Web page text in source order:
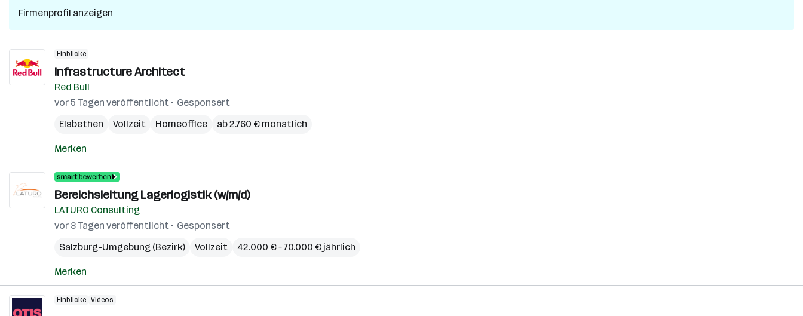
Firmenprofil anzeigen
Einblicke
Infrastructure Architect
Red Bull
vor 5 Tagen veröffentlicht
Gesponsert
Elsbethen
Vollzeit Homeoffice ab 2.760 € monatlich
Merken
Bereichsleitung Lagerlogistik (w/m/d)
LATURO Consulting
vor 3 Tagen veröffentlicht
Gesponsert
Salzburg-Umgebung (Bezirk)
Vollzeit 42.000 € – 70.000 € jährlich
Merken
Einblicke Videos